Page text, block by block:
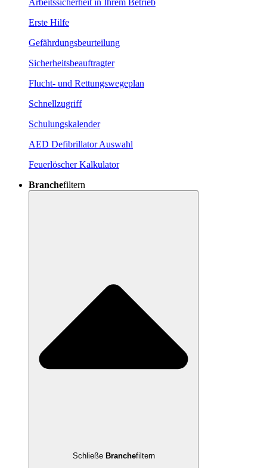
Arbeitssicherheit in Ihrem Betrieb
Erste Hilfe
Gefährdungsbeurteilung
Sicherheitsbeauftragter
Flucht- und Rettungswegeplan
Schnellzugriff
Schulungskalender
AED Defibrillator Auswahl
Feuerlöscher Kalkulator
Branchefiltern
Schließe Branchefiltern